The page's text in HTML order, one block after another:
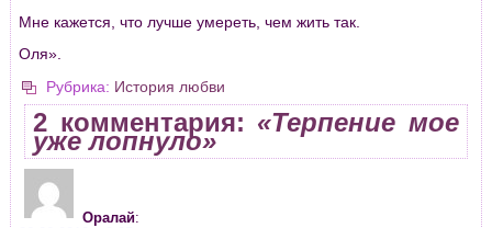
Мне кажется, что лучше умереть, чем жить так.
Оля».
Рубрика: История любви
2 комментария: «Терпение мое
уже лопнуло»
Оралай: